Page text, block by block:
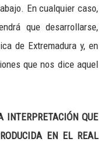
En cualquier caso,
que desarrollarse,
de Extremadura y, en
que nos dice aquel
INTERPRETACIÓN QUE
EN EL REAL